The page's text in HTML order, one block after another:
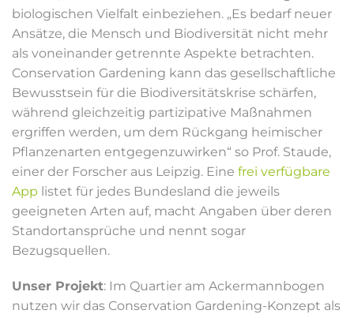
biologischen Vielfalt einbeziehen. „Es bedarf neuer
Ansätze, die Mensch und Biodiversität nicht mehr
als voneinander getrennte Aspekte betrachten.
Conservation Gardening kann das gesellschaftliche
Bewusstsein für die Biodiversitätskrise schärfen,
während gleichzeitig partizipative Maßnahmen
ergriffen werden, um dem Rückgang heimischer
Pflanzenarten entgegenzuwirken“ so Prof. Staude,
einer der Forscher aus Leipzig. Eine frei verfügbare
App listet für jedes Bundesland die jeweils
geeigneten Arten auf, macht Angaben über deren
Standortansprüche und nennt sogar
Bezugsquellen.
Unser Projekt: Im Quartier am Ackermannbogen
nutzen wir das Conservation Gardening-Konzept als